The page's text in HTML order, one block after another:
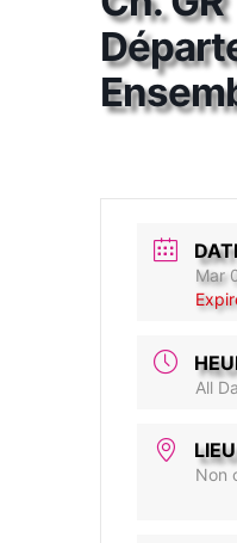
Mar
All
LIEU
Non